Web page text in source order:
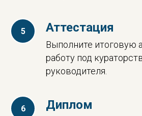
Аттестация
Выполните итоговую
работу под
руководителя.
Диплом